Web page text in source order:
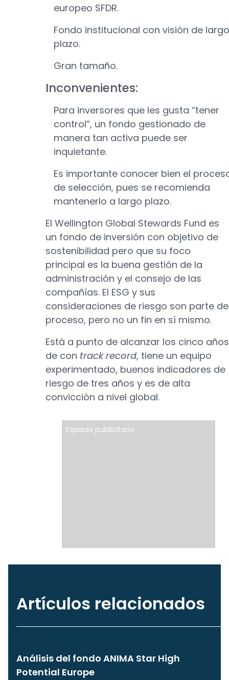
europeo SFDR.
Fondo institucional con visión de largo
plazo.
Gran tamaño.
Inconvenientes:
Para inversores que les gusta “tener
control”, un fondo gestionado de
manera tan activa puede ser
inquietante.
Es importante conocer bien el
de selección, pues se recomienda
mantenerlo a largo plazo.
El Wellington Global Stewards Fund es
un fondo de inversión con objetivo de
sostenibilidad pero que su foco
principal es la buena gestión de la
administración y el consejo de las
compañías. El ESG y sus
consideraciones de riesgo son parte
proceso, pero no un fin en sí mismo.
Está a punto de alcanzar los cinco años
de con track record, tiene un equipo
experimentado, buenos indicadores de
riesgo de tres años y es de alta
convicción a nivel global.
Espacio publicitario
Artículos relacionados
Análisis del fondo ANIMA Star High
Potential Europe